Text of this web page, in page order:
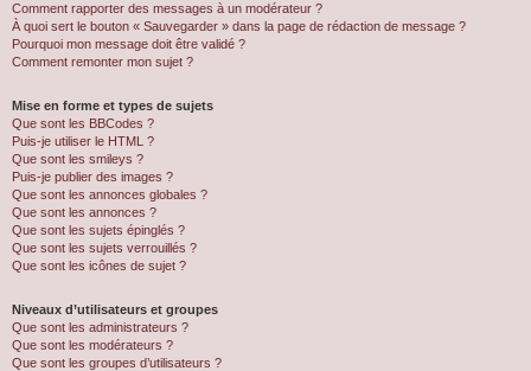
Comment rapporter des messages à un modérateur ?
À quoi sert le bouton « Sauvegarder » dans la page de rédaction de message ?
Pourquoi mon message doit être validé ?
Comment remonter mon sujet ?
Mise en forme et types de sujets
Que sont les BBCodes ?
Puis-je utiliser le HTML ?
Que sont les smileys ?
Puis-je publier des images ?
Que sont les annonces globales ?
Que sont les annonces ?
Que sont les sujets épinglés ?
Que sont les sujets verrouillés ?
Que sont les icônes de sujet ?
Niveaux d’utilisateurs et groupes
Que sont les administrateurs ?
Que sont les modérateurs ?
Que sont les groupes d’utilisateurs ?